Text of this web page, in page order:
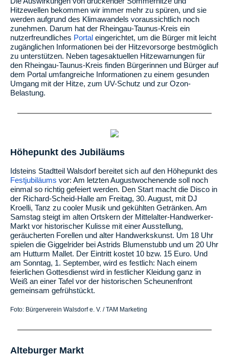
Hitzewellen bekommen wir immer mehr zu spüren, und sie
werden aufgrund des Klimawandels voraussichtlich noch
zunehmen. Darum hat der Rheingau-Taunus-Kreis ein
nutzerfreundliches Portal eingerichtet, um die Bürger mit leicht
zugänglichen Informationen bei der Hitzevorsorge bestmöglich
zu unterstützen. Neben tagesaktuellen Hitzewarnungen für
den Rheingau-Taunus-Kreis finden Bürgerinnen und Bürger auf
dem Portal umfangreiche Informationen zu einem gesunden
Umgang mit der Hitze, zum UV-Schutz und zur Ozon-
Belastung.
Höhepunkt des Jubiläums
Idsteins Stadtteil Walsdorf bereitet sich auf den Höhepunkt des
Festjubiläums vor: Am letzten Augustwochenende soll noch
einmal so richtig gefeiert werden. Den Start macht die Disco in
der Richard-Scheid-Halle am Freitag, 30. August, mit DJ
Kroelli, Tanz zu cooler Musik und gekühlten Getränken. Am
Samstag steigt im alten Ortskern der Mittelalter-Handwerker-
Markt vor historischer Kulisse mit einer Ausstellung,
geräucherten Forellen und alter Handwerkskunst. Um 18 Uhr
spielen die Giggelrider bei Astrids Blumenstubb und um 20 Uhr
am Hutturm Mallet. Der Eintritt kostet 10 bzw. 15 Euro. Und
am Sonntag, 1. September, wird es festlich: Nach einem
feierlichen Gottesdienst wird in festlicher Kleidung ganz in
Weiß an einer Tafel vor der historischen Scheunenfront
gemeinsam gefrühstückt.
Foto: Bürgerverein Walsdorf e. V. / TAM Marketing
Alteburger Markt